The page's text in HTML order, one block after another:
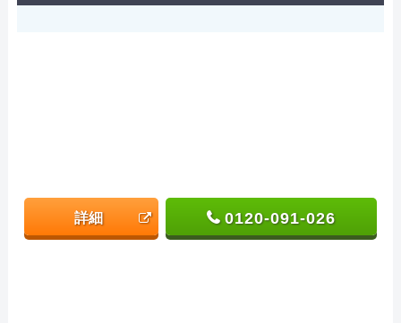
詳細 0120-091-026